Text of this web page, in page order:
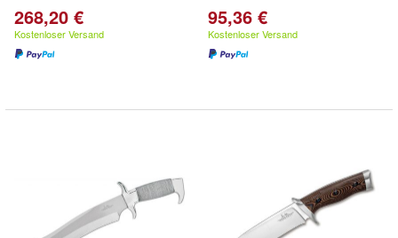
268,20 €
Kostenloser Versand
95,36 €
Kostenloser Versand